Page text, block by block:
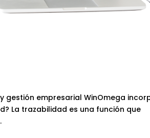
gestión empresarial WinOmega
La trazabilidad es una función que